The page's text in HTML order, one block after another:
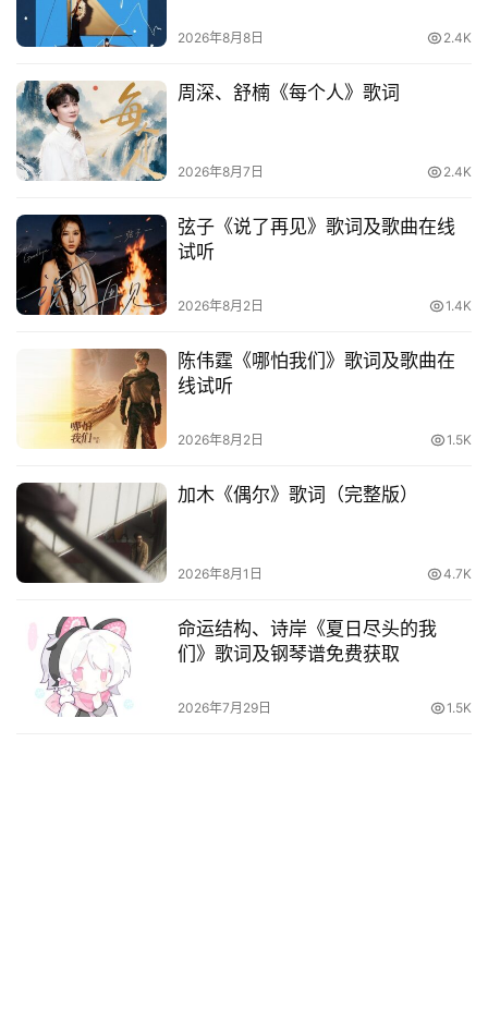
2026年8月8日 2.4K
周深、舒楠《每个人》歌词
2026年8月7日 2.4K
弦子《说了再见》歌词及歌曲在线
试听
2026年8月2日 1.4K
陈伟霆《哪怕我们》歌词及歌曲在
线试听
2026年8月2日 1.5K
加木《偶尔》歌词（完整版）
2026年8月1日 4.7K
命运结构、诗岸《夏日尽头的我
们》歌词及钢琴谱免费获取
2026年7月29日 1.5K